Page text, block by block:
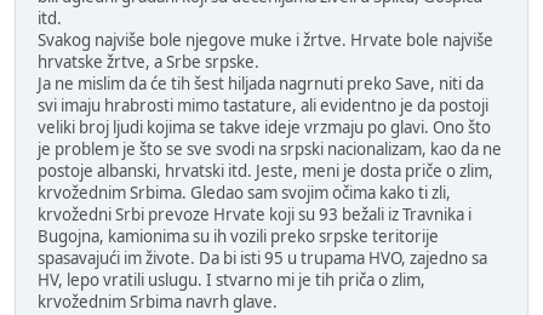
itd.
Svakog najviše bole njegove muke i žrtve. Hrvate bole najviše
hrvatske žrtve, a Srbe srpske.
Ja ne mislim da će tih šest hiljada nagrnuti preko Save, niti da
svi imaju hrabrosti mimo tastature, ali evidentno je da postoji
veliki broj ljudi kojima se takve ideje vrzmaju po glavi. Ono što
je problem je što se sve svodi na srpski nacionalizam, kao da ne
postoje albanski, hrvatski itd. Jeste, meni je dosta priče o zlim,
krvožednim Srbima. Gledao sam svojim očima kako ti zli,
krvožedni Srbi prevoze Hrvate koji su 93 bežali iz Travnika i
Bugojna, kamionima su ih vozili preko srpske teritorije
spasavajući im živote. Da bi isti 95 u trupama HVO, zajedno sa
HV, lepo vratili uslugu. I stvarno mi je tih priča o zlim,
krvožednim Srbima navrh glave.